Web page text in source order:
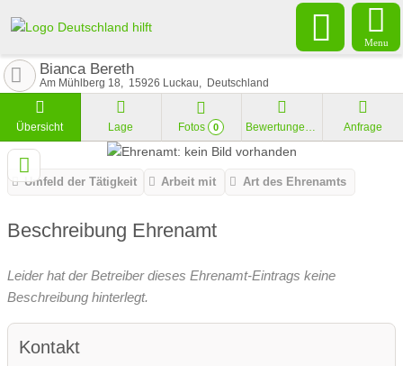
Menu
Bianca Bereth
Am Mühlberg 18 15926 Luckau Deutschland
Übersicht Lage Fotos 0 Bewertungen Anfrage
Umfeld der Tätigkeit Arbeit mit Art des Ehrenamts
Beschreibung Ehrenamt
Leider hat der Betreiber dieses Ehrenamt-Eintrags keine
Beschreibung hinterlegt.
Kontakt